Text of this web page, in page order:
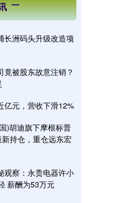
长洲码头升级改造项
竟被股东故意注销？
亿元，营收下滑12%
)胡迪旗下摩根标普
持仓，重仓远东宏
观察：永贵电器许小
薪酬为53万元